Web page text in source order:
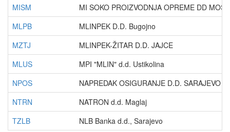
MISM
MI SOKO PROIZVODNJA OPREME DD
MLPB
MLINPEK D.D. Bugojno
MZTJ
MLINPEK-ŽITAR D.D. JAJCE
MLUS
MPI "MLIN" d.d. Ustikolina
NPOS
NAPREDAK OSIGURANJE D.D. SARAJEVO -
NTRN
NATRON d.d. Maglaj
TZLB
NLB Banka d.d., Sarajevo